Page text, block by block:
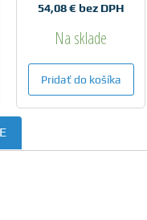
54,08€bez DPH
Na sklade
Pridať do košíka